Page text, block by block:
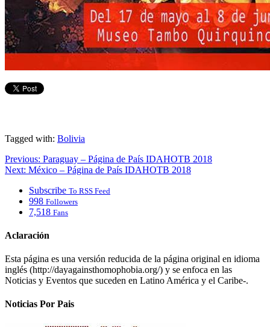
Tagged with: Bolivia
Previous: Paraguay – Página de País IDAHOTB 2018
Next: México – Página de País IDAHOTB 2018
Subscribe To RSS Feed
998 Followers
7,518 Fans
Aclaración
Esta página es una versión reducida de la página original en idioma
inglés (http://dayagainsthomophobia.org/) y se enfoca en las
Noticias y Eventos que suceden en Latino América y el Caribe-.
Noticias Por Pais